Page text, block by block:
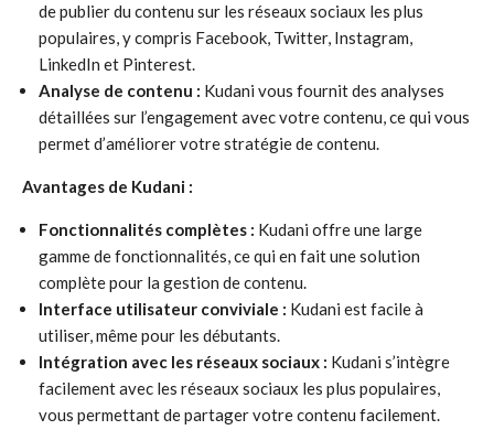
de publier du contenu sur les réseaux sociaux les plus
populaires, y compris Facebook, Twitter, Instagram,
LinkedIn et Pinterest.
Analyse de contenu : Kudani vous fournit des analyses
détaillées sur l’engagement avec votre contenu, ce qui vous
permet d’améliorer votre stratégie de contenu.
Avantages de Kudani :
Fonctionnalités complètes : Kudani offre une large
gamme de fonctionnalités, ce qui en fait une solution
complète pour la gestion de contenu.
Interface utilisateur conviviale : Kudani est facile à
utiliser, même pour les débutants.
Intégration avec les réseaux sociaux : Kudani s’intègre
facilement avec les réseaux sociaux les plus populaires,
vous permettant de partager votre contenu facilement.